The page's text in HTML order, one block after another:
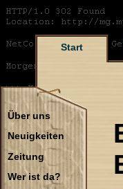
Start
Über uns
Neuigkeiten
Zeitung
Wer ist da?